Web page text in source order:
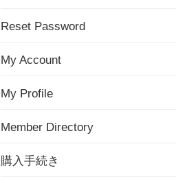
Reset Password
My Account
My Profile
Member Directory
購入手続き